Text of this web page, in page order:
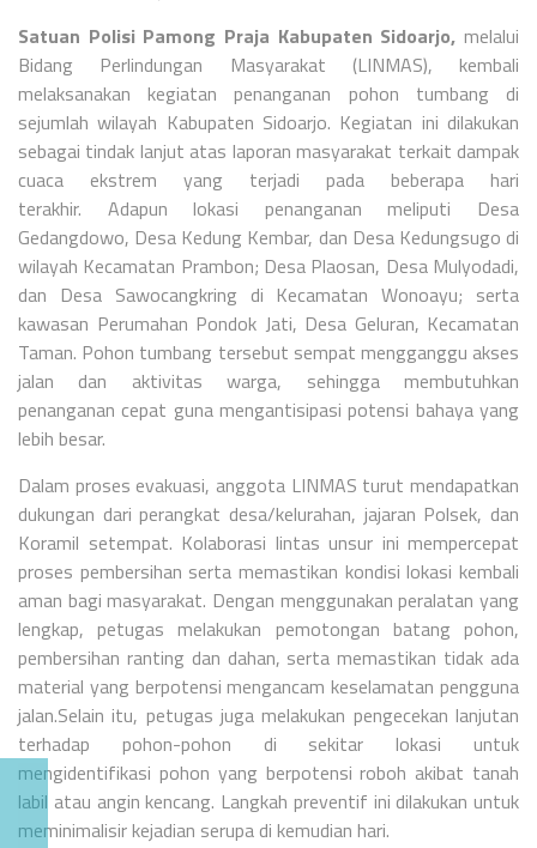
Satuan Polisi Pamong Praja Kabupaten Sidoarjo, melalui
Bidang Perlindungan Masyarakat (LINMAS), kembali
melaksanakan kegiatan penanganan pohon tumbang di
sejumlah wilayah Kabupaten Sidoarjo. Kegiatan ini dilakukan
sebagai tindak lanjut atas laporan masyarakat terkait dampak
cuaca ekstrem yang terjadi pada beberapa hari
terakhir. Adapun lokasi penanganan meliputi Desa
Gedangdowo, Desa Kedung Kembar, dan Desa Kedungsugo di
wilayah Kecamatan Prambon; Desa Plaosan, Desa Mulyodadi,
dan Desa Sawocangkring di Kecamatan Wonoayu; serta
kawasan Perumahan Pondok Jati, Desa Geluran, Kecamatan
Taman. Pohon tumbang tersebut sempat mengganggu akses
jalan dan aktivitas warga, sehingga membutuhkan
penanganan cepat guna mengantisipasi potensi bahaya yang
lebih besar.
Dalam proses evakuasi, anggota LINMAS turut mendapatkan
dukungan dari perangkat desa/kelurahan, jajaran Polsek, dan
Koramil setempat. Kolaborasi lintas unsur ini mempercepat
proses pembersihan serta memastikan kondisi lokasi kembali
aman bagi masyarakat. Dengan menggunakan peralatan yang
lengkap, petugas melakukan pemotongan batang pohon,
pembersihan ranting dan dahan, serta memastikan tidak ada
material yang berpotensi mengancam keselamatan pengguna
jalan.Selain itu, petugas juga melakukan pengecekan lanjutan
terhadap pohon-pohon di sekitar lokasi untuk
mengidentifikasi pohon yang berpotensi roboh akibat tanah
labil atau angin kencang. Langkah preventif ini dilakukan untuk
meminimalisir kejadian serupa di kemudian hari.